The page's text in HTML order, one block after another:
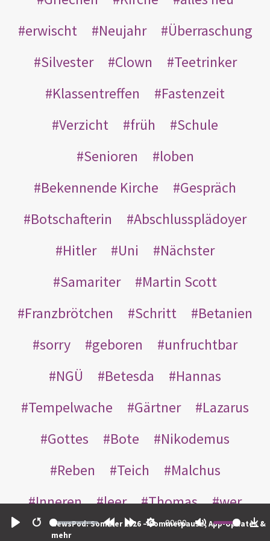
Restart
00:00
NewsPod: Sommer 2026 – Sommerpause, App-Updates &
mehr
erwischt
Neujahr
Überraschung
Silvester
Clown
Teetrinker
Klassentreffen
Fastenzeit
Verzicht
früh
Schule
Senioren
loben
Bekennende Kirche
Gespräch
Botschafterin
Abschlussplädoyer
Hitler
Uni
Nächster
Samariter
Martin Scott
Franzbrötchen
Schritt
Betanien
sorry
geboren
unfruchtbar
NGÜ
Betesda
Hannas
Tempelwache
Gärtner
Lazarus
Gottes
Bote
Nikodemus
Reben
Teich
Malchus
Inneren
leer Thomas
wer
einander
nachts weggeworfen